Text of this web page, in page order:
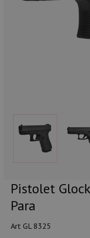
Pistolet
Para
Art GL 8325
Armes
Lampes et